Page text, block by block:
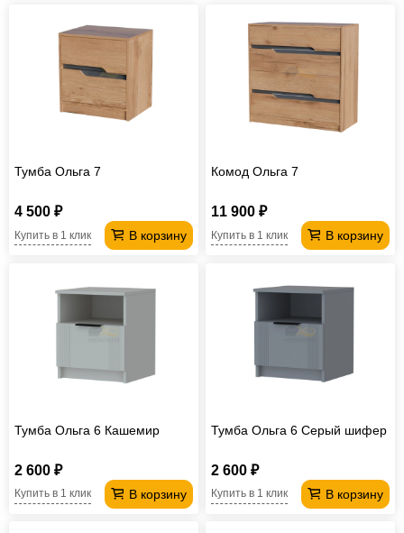
Тумба Ольга 7
4 500 ₽
В корзину
Купить в 1 клик
Комод Ольга 7
11 900 ₽
В корзину
Купить в 1 клик
Тумба Ольга 6 Кашемир
2 600 ₽
В корзину
Купить в 1 клик
Тумба Ольга 6 Серый шифер
2 600 ₽
В корзину
Купить в 1 клик